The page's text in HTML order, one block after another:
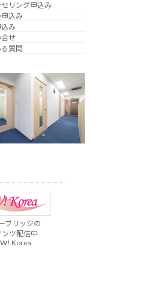
リング申込み
込み
み
せ
質問
ブリッジの
ンツ配信中
Korea